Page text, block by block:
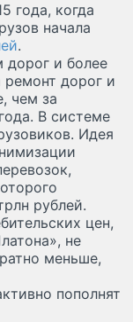
года, когда
начала
.
дорог и более
дорог и
чем за
В системе
Идея
рублей.
цен,
не
меньше,
пополнят